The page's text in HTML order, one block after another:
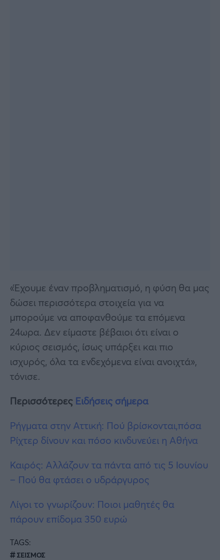
«Έχουμε έναν προβληματισμό, η φύση θα μας
δώσει περισσότερα στοιχεία για να
μπορούμε να αποφανθούμε τα επόμενα
24ωρα. Δεν είμαστε βέβαιοι ότι είναι ο
κύριος σεισμός, ίσως υπάρξει και πιο
ισχυρός, όλα τα ενδεχόμενα είναι ανοιχτά»,
τόνισε.
Περισσότερες Ειδήσεις σήμερα
Ρήγματα στην Αττική: Πού βρίσκονται,πόσα
Ρίχτερ δίνουν και πόσο κινδυνεύει η Αθήνα
Καιρός: Αλλάζουν τα πάντα από τις 5 Ιουνίου
– Πού θα φτάσει ο υδράργυρος
Λίγοι το γνωρίζουν: Ποιοι μαθητές θα
πάρουν επίδομα 350 ευρώ
TAGS:
ΣΕΙΣΜΟΣ